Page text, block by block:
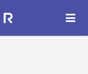
ОТКРЫТЬ